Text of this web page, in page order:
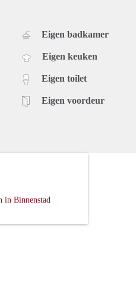
Eigen badkamer
Eigen keuken
Eigen toilet
Eigen voordeur
in Binnenstad